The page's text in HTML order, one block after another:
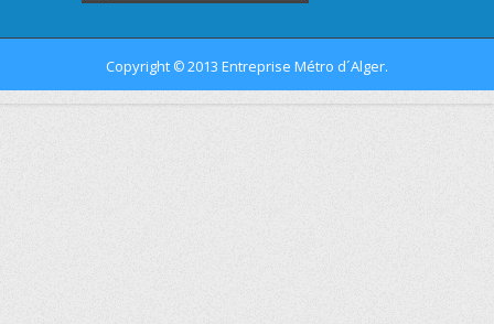
Copyright ©2013 Entreprise Métro d´Alger.